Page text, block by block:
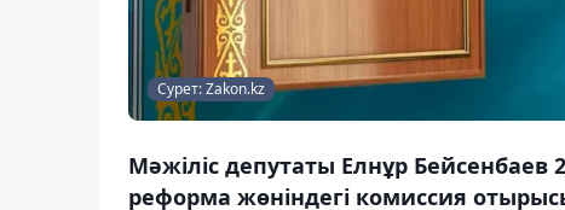
Сурет: Zakon.kz
Мәжіліс депутаты Елнұр
реформа жөніндегі комиссия